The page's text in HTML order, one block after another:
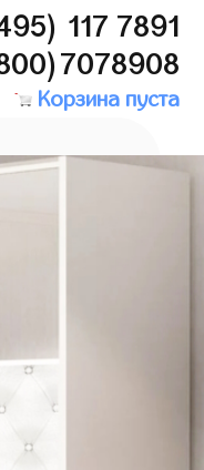
117 7891
Корзина пуста